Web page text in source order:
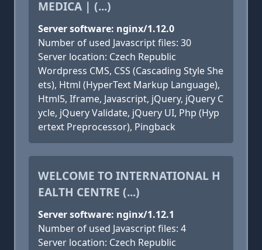
MEDICA | (...)
Server software: nginx/1.12.0
Number of used Javascript files: 30
Server location: Czech Republic
Wordpress CMS, CSS (Cascading Style She
ets), Html (HyperText Markup Language),
Html5, Iframe, Javascript, jQuery, jQuery C
ycle, jQuery Validate, jQuery UI, Php (Hyp
ertext Preprocessor), Pingback
WELCOME TO INTERNATIONAL H
EALTH CENTRE (...)
Server software: nginx/1.12.1
Number of used Javascript files: 4
Server location: Czech Republic